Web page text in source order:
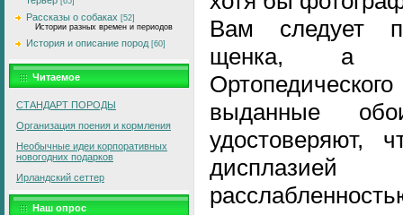
Рассказы о собаках [52]
Истории разных времен и периодов
История и описание пород [60]
Читаемое
СТАНДАРТ ПОРОДЫ
Организация поения и кормления
Необычные идеи корпоративных
новогодних подарков
Ирландский сеттер
Наш опрос
Вам следует
щенка, а
выданные
удостоверяют,